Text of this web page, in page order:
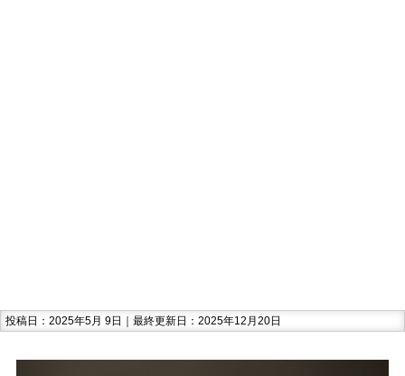
投稿日：2025年5月 9日｜最終更新日：2025年12月20日